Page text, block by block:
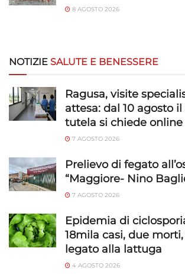
8 AGOSTO 2026
NOTIZIE SALUTE E BENESSERE
Ragusa, visite
attesa: dal 10 agosto
tutela si chiede online
7 AGOSTO 2026
Prelievo di fegato
“Maggiore- Nino
7 AGOSTO 2026
Epidemia di
18mila casi, due
legato alla lattuga
4 AGOSTO 2026